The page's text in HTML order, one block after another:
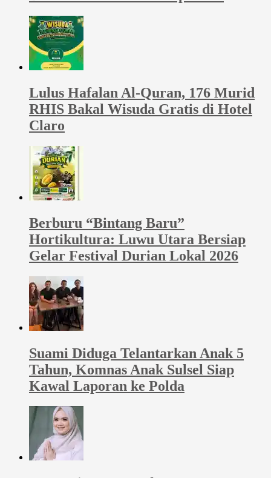
Lulus Hafalan Al-Quran, 176 Murid
RHIS Bakal Wisuda Gratis di Hotel
Claro
Berburu “Bintang Baru”
Hortikultura: Luwu Utara Bersiap
Gelar Festival Durian Lokal 2026
Suami Diduga Telantarkan Anak 5
Tahun, Komnas Anak Sulsel Siap
Kawal Laporan ke Polda